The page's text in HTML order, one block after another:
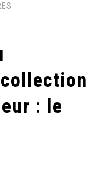
PHILODENDRON
SQUAMIFERUM
: le